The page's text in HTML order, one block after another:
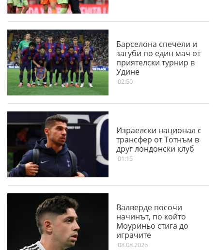
Барселона спечели и
загуби по един мач от
приятелски турнир в
Удине
02:50
Израелски национал с
трансфер от Тотнъм в
друг лондонски клуб
01:15
Валверде посочи
начинът, по който
Моуриньо стига до
играчите
08.08.2026